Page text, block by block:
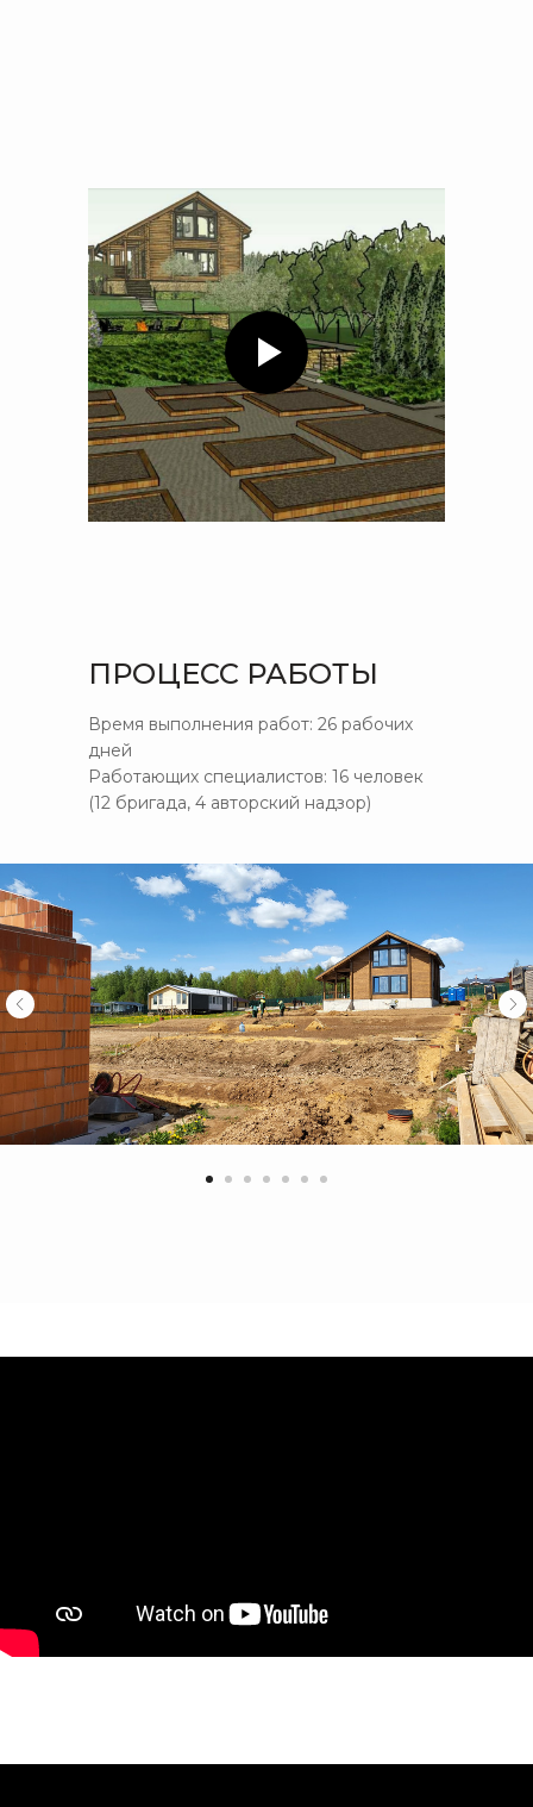
ПРОЦЕСС РАБОТЫ
Время выполнения работ: 26 рабочих
дней
Работающих специалистов: 16 человек
(12 бригада, 4 авторский надзор)